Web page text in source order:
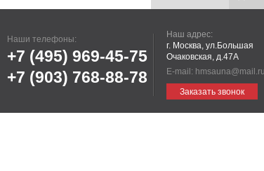
Наши телефоны:
+7 (495) 969-45-75
+7 (903) 768-88-78
Наш адрес:
г. Москва, ул.Большая
Очаковская, д.47А
E-mail: hmsauna@mail.ru
Заказать звонок